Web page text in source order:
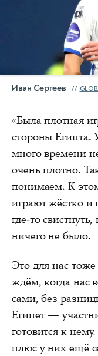
Иван Сергеев
«Была плотная
стороны
много времени
очень плотно.
понимаем. К
играют жёстко и
где‑то
ничего не было.
Это для нас
ждём, когда нас
сами, без
Египет —
готовится к
плюс у них ещё